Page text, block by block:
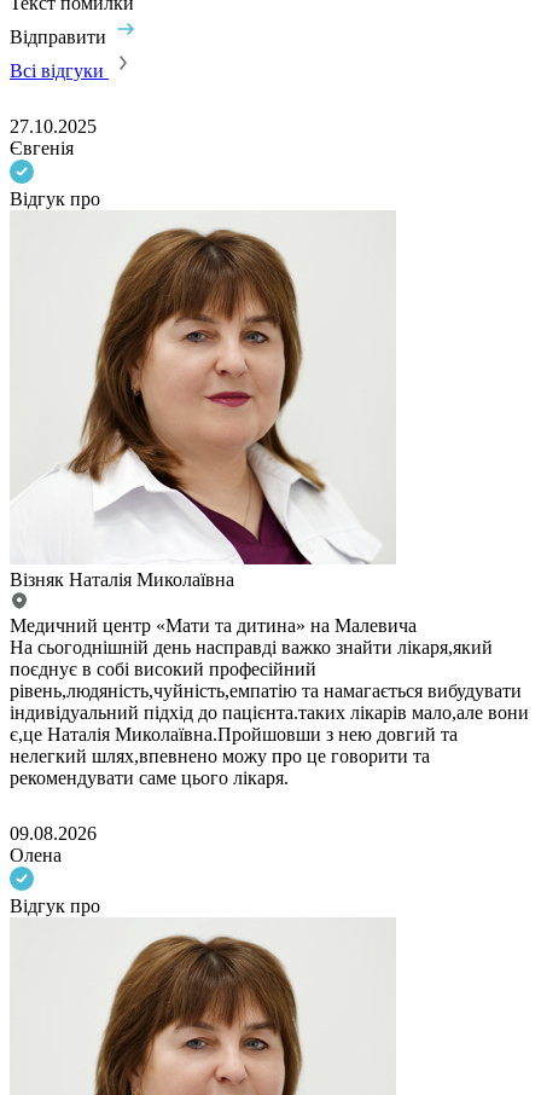
Відправити
Всі відгуки
27.10.2025
Євгенія
Відгук про
Візняк Наталія Миколаївна
Медичний центр «Мати та дитина» на Малевича
На сьогоднішній день насправді важко знайти лікаря,який
поєднує в собі високий професійний
рівень,людяність,чуйність,емпатію та намагається вибудувати
індивідуальний підхід до пацієнта.таких лікарів мало,але вони
є,це Наталія Миколаївна.Пройшовши з нею довгий та
нелегкий шлях,впевнено можу про це говорити та
рекомендувати саме цього лікаря.
09.08.2026
Олена
Відгук про